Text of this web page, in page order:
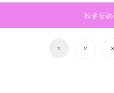
続きを読
1 2 3